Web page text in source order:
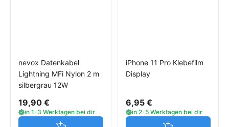
nevox Datenkabel
Lightning MFi Nylon 2 m
silbergrau 12W
19,90 €
in 1-3 Werktagen bei dir
iPhone 11 Pro Klebefilm
Display
6,95 €
in 2-5 Werktagen bei dir